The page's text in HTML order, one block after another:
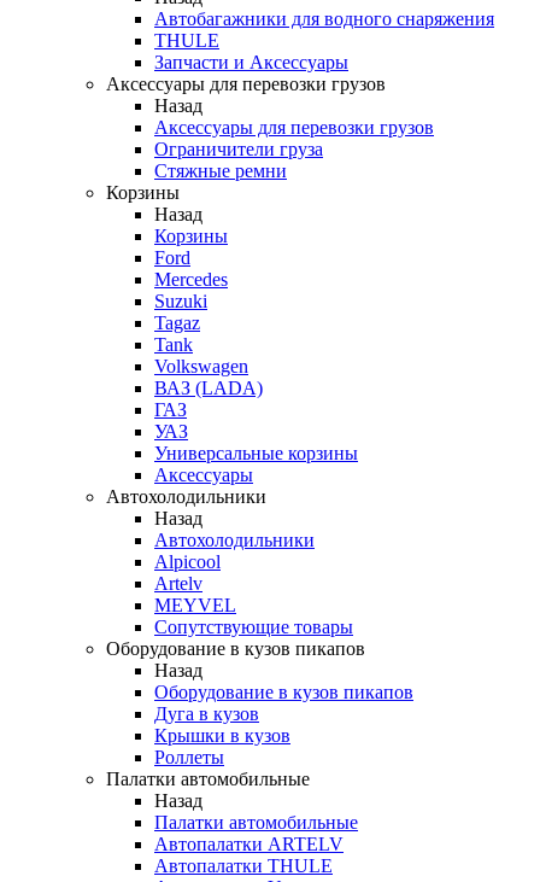
Автобагажники для водного снаряжения
THULE
Запчасти и Аксессуары
Аксессуары для перевозки грузов
Назад
Аксессуары для перевозки грузов
Ограничители груза
Стяжные ремни
Корзины
Назад
Корзины
Ford
Mercedes
Suzuki
Tagaz
Tank
Volkswagen
ВАЗ (LADA)
ГАЗ
УАЗ
Универсальные корзины
Аксессуары
Автохолодильники
Назад
Автохолодильники
Alpicool
Artelv
MEYVEL
Сопутствующие товары
Оборудование в кузов пикапов
Назад
Оборудование в кузов пикапов
Дуга в кузов
Крышки в кузов
Роллеты
Палатки автомобильные
Назад
Палатки автомобильные
Автопалатки ARTELV
Автопалатки THULE